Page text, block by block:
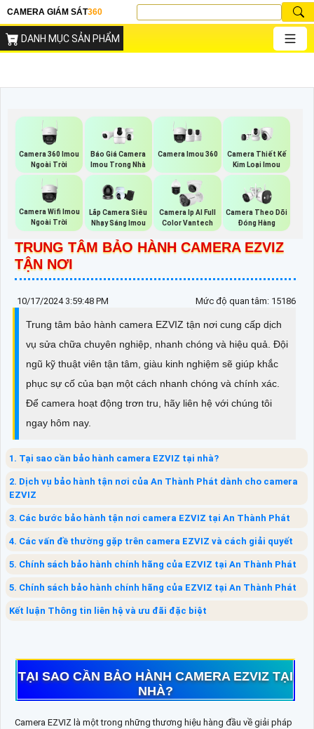
CAMERA GIÁM SÁT360
DANH MỤC SẢN PHẨM
Camera 360 Imou
Ngoài Trời
Báo Giá Camera
Imou Trong Nhà
Camera Imou 360
Camera Thiết Kế
Kim Loại Imou
Camera Wifi Imou
Ngoài Trời
Lắp Camera Siêu
Nhạy Sáng Imou
Camera Ip AI Full
Color Vantech
Camera Theo Dõi
Đóng Hàng
TRUNG TÂM BẢO HÀNH CAMERA EZVIZ
TẬN NƠI
10/17/2024 3:59:48 PM Mức độ quan tâm: 15186
Trung tâm bảo hành camera EZVIZ tận nơi cung cấp dịch
vụ sửa chữa chuyên nghiệp, nhanh chóng và hiệu quả. Đội
ngũ kỹ thuật viên tận tâm, giàu kinh nghiệm sẽ giúp khắc
phục sự cố của bạn một cách nhanh chóng và chính xác.
Để camera hoạt động trơn tru, hãy liên hệ với chúng tôi
ngay hôm nay.
1. Tại sao cần bảo hành camera EZVIZ tại nhà?
2. Dịch vụ bảo hành tận nơi của An Thành Phát dành cho camera
EZVIZ
3. Các bước bảo hành tận nơi camera EZVIZ tại An Thành Phát
4. Các vấn đề thường gặp trên camera EZVIZ và cách giải quyết
5. Chính sách bảo hành chính hãng của EZVIZ tại An Thành Phát
5. Chính sách bảo hành chính hãng của EZVIZ tại An Thành Phát
Kết luận Thông tin liên hệ và ưu đãi đặc biệt
TẠI SAO CẦN BẢO HÀNH CAMERA EZVIZ TẠI
NHÀ?
Camera EZVIZ là một trong những thương hiệu hàng đầu về giải pháp